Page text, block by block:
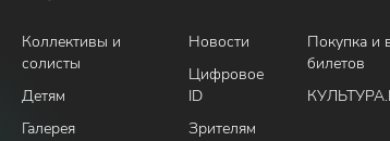
Коллективы и
солисты
Детям
Галерея
Новости
Цифровое
ID
Зрителям
Покупка и
билетов